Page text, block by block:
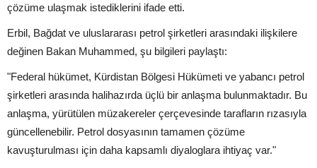
çözüme ulaşmak istediklerini ifade etti.
Erbil, Bağdat ve uluslararası petrol şirketleri arasındaki ilişkilere
değinen Bakan Muhammed, şu bilgileri paylaştı:
"Federal hükümet, Kürdistan Bölgesi Hükümeti ve yabancı petrol
şirketleri arasında halihazırda üçlü bir anlaşma bulunmaktadır. Bu
anlaşma, yürütülen müzakereler çerçevesinde tarafların rızasıyla
güncellenebilir. Petrol dosyasının tamamen çözüme
kavuşturulması için daha kapsamlı diyaloglara ihtiyaç var."